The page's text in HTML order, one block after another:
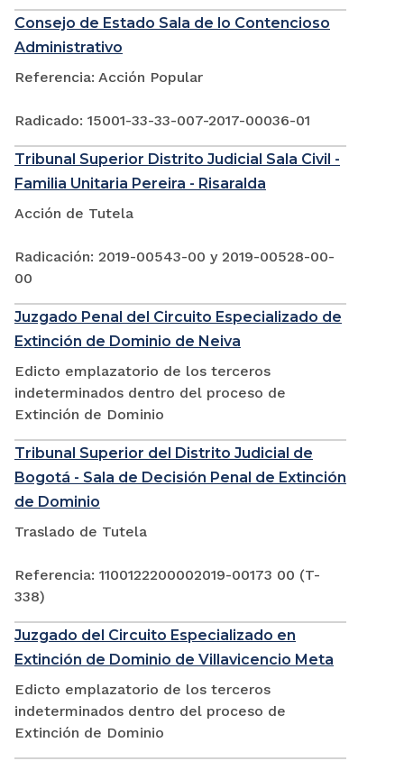
Consejo de Estado Sala de lo Contencioso
Administrativo
Referencia: Acción Popular
Radicado: 15001-33-33-007-2017-00036-01
Tribunal Superior Distrito Judicial Sala Civil -
Familia Unitaria Pereira - Risaralda
Acción de Tutela
Radicación: 2019-00543-00 y 2019-00528-00-
00
Juzgado Penal del Circuito Especializado de
Extinción de Dominio de Neiva
Edicto emplazatorio de los terceros
indeterminados dentro del proceso de
Extinción de Dominio
Tribunal Superior del Distrito Judicial de
Bogotá - Sala de Decisión Penal de Extinción
de Dominio
Traslado de Tutela
Referencia: 1100122200002019-00173 00 (T-
338)
Juzgado del Circuito Especializado en
Extinción de Dominio de Villavicencio Meta
Edicto emplazatorio de los terceros
indeterminados dentro del proceso de
Extinción de Dominio